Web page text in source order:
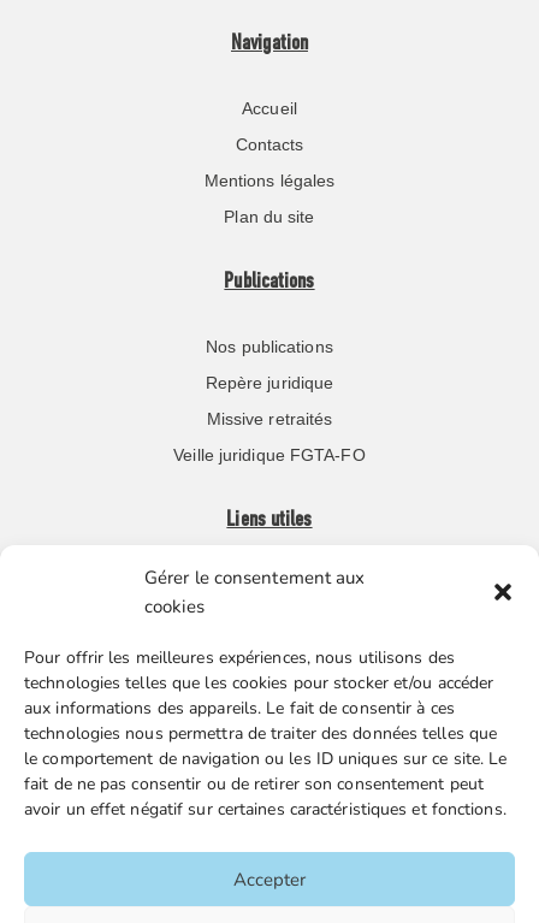
Gérer le consentement aux
cookies
Pour offrir les meilleures expériences, nous utilisons des
technologies telles que les cookies pour stocker et/ou accéder
aux informations des appareils. Le fait de consentir à ces
technologies nous permettra de traiter des données telles que
le comportement de navigation ou les ID uniques sur ce site. Le
fait de ne pas consentir ou de retirer son consentement peut
avoir un effet négatif sur certaines caractéristiques et fonctions.
Accepter
Navigation
Accueil
Contacts
Mentions légales
Plan du site
Publications
Nos publications
Repère juridique
Missive retraités
Veille juridique FGTA-FO
Liens utiles
Boutique en ligne
Nos partenaires
Gestion des cookies
FGTA-FO / 15 avenue Victor Hugo – 92170 Vanves / 01 86
Accueil